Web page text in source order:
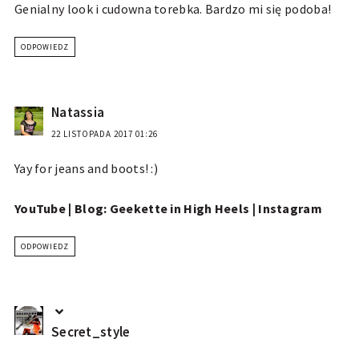
Genialny look i cudowna torebka. Bardzo mi się podoba!
ODPOWIEDZ
Natassia
22 LISTOPADA 2017 01:26
Yay for jeans and boots! :)
YouTube | Blog: Geekette in High Heels | Instagram
ODPOWIEDZ
Secret_style